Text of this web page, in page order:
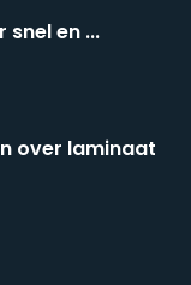
en ...
over laminaat